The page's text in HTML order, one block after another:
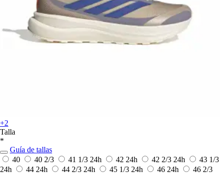
+2
Talla
*
Guía de tallas
40
40 2/3 41 1/3 24h 42 24h 42 2/3 24h
43 1/3
24h
44 24h 44 2/3 24h 45 1/3 24h 46 24h
46 2/3